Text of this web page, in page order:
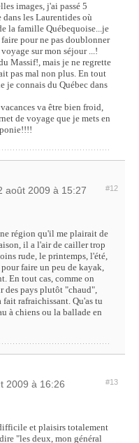
images, j'ai passé 5
dans les Laurentides où
la famille Québequoise...je
pour ne pas doublonner
sur mon séjour ...!
Massif!, mais je ne regrette
pas mal non plus. En tout
je connais du Québec dans
va être bien froid,
de voyage que je mets en
août 2009 à 15:27 #12
région qu'il me plairait de
il a l'air de cailler trop
rude, le printemps, l'été,
faire un peu de kayak,
En tout cas, comme on
des pays plutôt "chaud",
rafraichissant. Qu'as tu
à chiens ou la ballade en
2009 à 16:26 #13
et plaisirs totalement
"les deux, mon général